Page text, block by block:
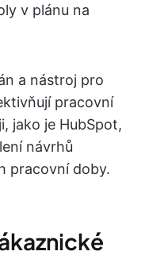
v plánu na
a nástroj pro
pracovní
jako je HubSpot,
návrhů
pracovní doby.